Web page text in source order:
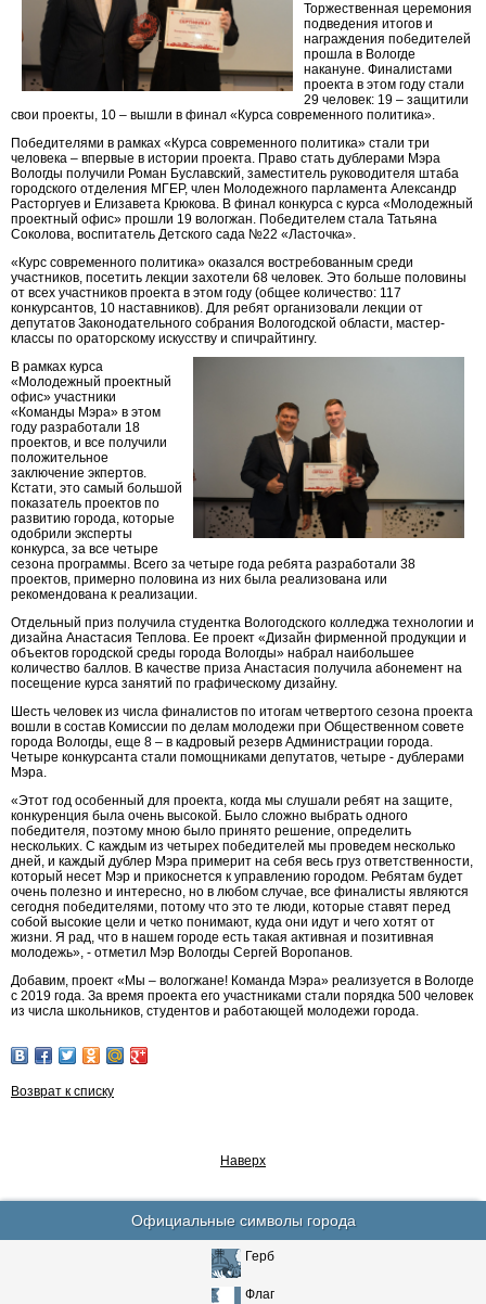
Торжественная церемония
подведения итогов и
награждения победителей
прошла в Вологде
накануне. Финалистами
проекта в этом году стали
29 человек: 19 – защитили
свои проекты, 10 – вышли в финал «Курса современного политика».
Победителями в рамках «Курса современного политика» стали три
человека – впервые в истории проекта. Право стать дублерами Мэра
Вологды получили Роман Буславский, заместитель руководителя штаба
городского отделения МГЕР, член Молодежного парламента Александр
Расторгуев и Елизавета Крюкова. В финал конкурса с курса «Молодежный
проектный офис» прошли 19 вологжан. Победителем стала Татьяна
Соколова, воспитатель Детского сада №22 «Ласточка».
«Курс современного политика» оказался востребованным среди
участников, посетить лекции захотели 68 человек. Это больше половины
от всех участников проекта в этом году (общее количество: 117
конкурсантов, 10 наставников). Для ребят организовали лекции от
депутатов Законодательного собрания Вологодской области, мастер-
классы по ораторскому искусству и спичрайтингу.
В рамках курса
«Молодежный проектный
офис» участники
«Команды Мэра» в этом
году разработали 18
проектов, и все получили
положительное
заключение экпертов.
Кстати, это самый большой
показатель проектов по
развитию города, которые
одобрили эксперты
конкурса, за все четыре
сезона программы. Всего за четыре года ребята разработали 38
проектов, примерно половина из них была реализована или
рекомендована к реализации.
Отдельный приз получила студентка Вологодского колледжа технологии и
дизайна Анастасия Теплова. Ее проект «Дизайн фирменной продукции и
объектов городской среды города Вологды» набрал наибольшее
количество баллов. В качестве приза Анастасия получила абонемент на
посещение курса занятий по графическому дизайну.
Шесть человек из числа финалистов по итогам четвертого сезона проекта
вошли в состав Комиссии по делам молодежи при Общественном совете
города Вологды, еще 8 – в кадровый резерв Администрации города.
Четыре конкурсанта стали помощниками депутатов, четыре - дублерами
Мэра.
«Этот год особенный для проекта, когда мы слушали ребят на защите,
конкуренция была очень высокой. Было сложно выбрать одного
победителя, поэтому мною было принято решение, определить
нескольких. С каждым из четырех победителей мы проведем несколько
дней, и каждый дублер Мэра примерит на себя весь груз ответственности,
который несет Мэр и прикоснется к управлению городом. Ребятам будет
очень полезно и интересно, но в любом случае, все финалисты являются
сегодня победителями, потому что это те люди, которые ставят перед
собой высокие цели и четко понимают, куда они идут и чего хотят от
жизни. Я рад, что в нашем городе есть такая активная и позитивная
молодежь», - отметил Мэр Вологды Сергей Воропанов.
Добавим, проект «Мы – вологжане! Команда Мэра» реализуется в Вологде
с 2019 года. За время проекта его участниками стали порядка 500 человек
из числа школьников, студентов и работающей молодежи города.
Возврат к списку
Наверх
Официальные символы города
Герб
Флаг